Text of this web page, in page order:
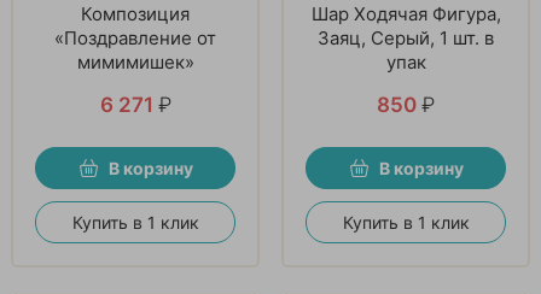
Композиция
«Поздравление от
мимимишек»
6 271 ₽
В корзину
Купить в 1 клик
Шар Ходячая Фигура,
Заяц, Серый, 1 шт. в
упак
850 ₽
В корзину
Купить в 1 клик